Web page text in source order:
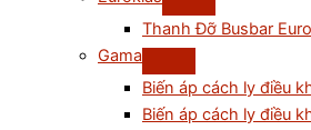
Thanh Đỡ Busbar
Gama
Biến áp cách ly điều
Biến áp cách ly điều